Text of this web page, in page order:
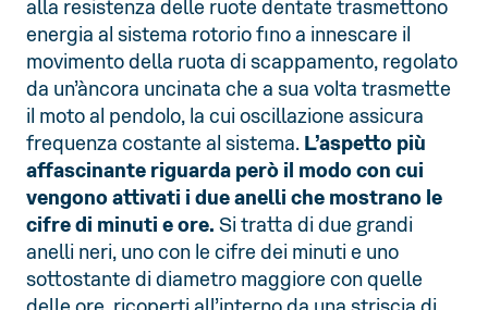
alla resistenza delle ruote dentate trasmettono
energia al sistema rotorio fino a innescare il
movimento della ruota di scappamento, regolato
da un’àncora uncinata che a sua volta trasmette
il moto al pendolo, la cui oscillazione assicura
frequenza costante al sistema. L’aspetto più
affascinante riguarda però il modo con cui
vengono attivati i due anelli che mostrano le
cifre di minuti e ore. Si tratta di due grandi
anelli neri, uno con le cifre dei minuti e uno
sottostante di diametro maggiore con quelle